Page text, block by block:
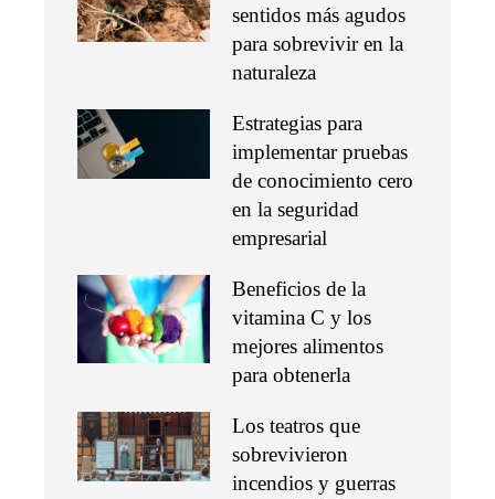
sentidos más agudos
para sobrevivir en la
naturaleza
Estrategias para
implementar pruebas
de conocimiento cero
en la seguridad
empresarial
Beneficios de la
vitamina C y los
mejores alimentos
para obtenerla
Los teatros que
sobrevivieron
incendios y guerras